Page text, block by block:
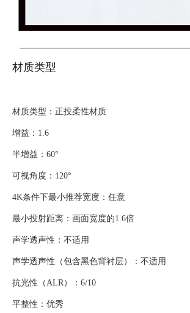
材质类型
材质类型：正投柔性材质
增益：1.6
半增益： 60°
可视角度：120°
4K条件下最小推荐宽度：任意
最小投射距离：画面宽度的1.6倍
声学透声性：不适用
声学透声性（包含黑色背衬层）： 不适用
抗光性（ALR）：6/10
平整性：优秀